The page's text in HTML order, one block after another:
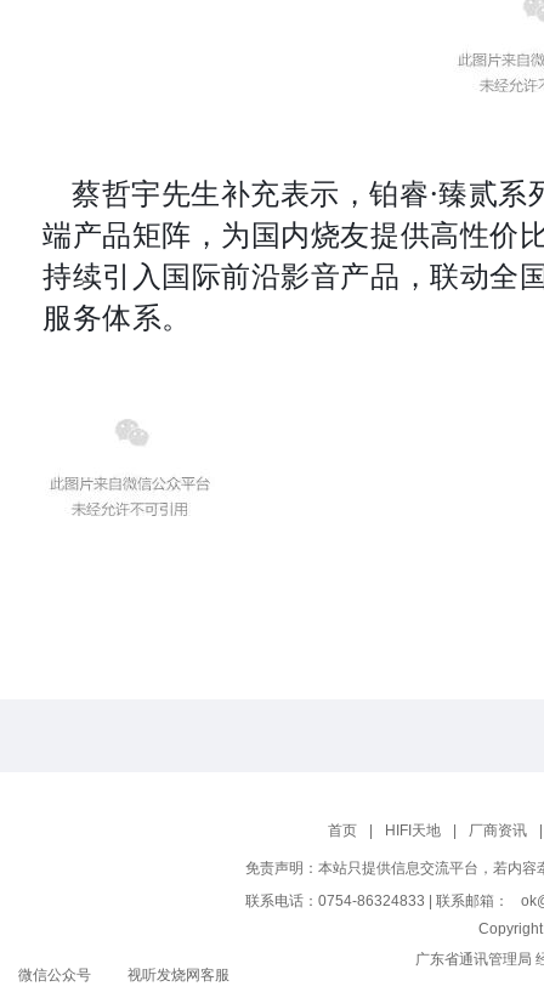
蔡哲宇先生补充表示，铂睿·臻贰
端产品矩阵，为国内烧友提供高性价
持续引入国际前沿影音产品，联动全
服务体系。
首页 | HIFI天地 | 厂商资讯 |
微信公众号 视听发烧网客服
免责声明：本站只提供信息交流平台，若内
联系电话：0754-86324833 | 联系邮箱：
广东省通讯管理局